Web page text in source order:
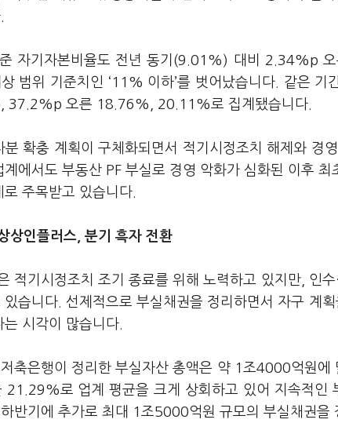
자기자본비율도 전년 동기(9.01%) 대비 2.34%p
범위 기준치인 ‘11% 이하’를 벗어났습니다. 같은 기
37.2%p 오른 18.76%, 20.11%로 집계됐습니다.
분 확충 계획이 구체화되면서 적기시정조치 해제와 경
계에서도 부동산 PF 부실로 경영 악화가 심화된 이후
주목받고 있습니다.
상인플러스, 분기 흑자 전환
적기시정조치 조기 종료를 위해 노력하고 있지만, 인
있습니다. 선제적으로 부실채권을 정리하면서 자구 계
시각이 많습니다.
축은행이 정리한 부실자산 총액은 약 1조4000억원에
로 업계 평균을 크게 상회하고 있어 지속적인
반기에 추가로 최대 1조5000억원 규모의 부실채권을